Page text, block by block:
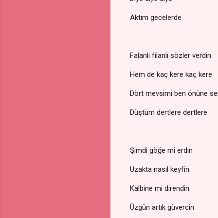
Aktım gecelerde
Falanlı filanlı sözler verdin
Hem de kaç kere kaç kere
Dört mevsimi ben önüne
Düştüm dertlere dertlere
Şimdi göğe mi erdin
Uzakta nasıl keyfin
Kalbine mi direndin
Üzgün artık güvercin